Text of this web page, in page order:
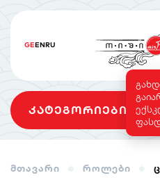
GEENRU
კატეგორიები
მთავარი როლები